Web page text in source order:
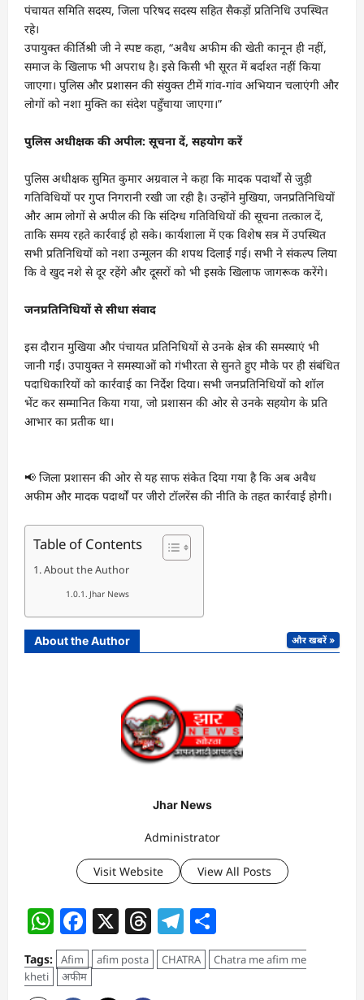
पंचायत समिति सदस्य, जिला परिषद सदस्य सहित सैकड़ों प्रतिनिधि उपस्थित
रहे।
उपायुक्त कीर्तिश्री जी ने स्पष्ट कहा, “अवैध अफीम की खेती कानून ही नहीं,
समाज के खिलाफ भी अपराध है। इसे किसी भी सूरत में बर्दाश्त नहीं किया
जाएगा। पुलिस और प्रशासन की संयुक्त टीमें गांव-गांव अभियान चलाएंगी और
लोगों को नशा मुक्ति का संदेश पहुँचाया जाएगा।”
पुलिस अधीक्षक की अपील: सूचना दें, सहयोग करें
पुलिस अधीक्षक सुमित कुमार अग्रवाल ने कहा कि मादक पदार्थों से जुड़ी
गतिविधियों पर गुप्त निगरानी रखी जा रही है। उन्होंने मुखिया, जनप्रतिनिधियों
और आम लोगों से अपील की कि संदिग्ध गतिविधियों की सूचना तत्काल दें,
ताकि समय रहते कार्रवाई हो सके। कार्यशाला में एक विशेष सत्र में उपस्थित
सभी प्रतिनिधियों को नशा उन्मूलन की शपथ दिलाई गई। सभी ने संकल्प लिया
कि वे खुद नशे से दूर रहेंगे और दूसरों को भी इसके खिलाफ जागरूक करेंगे।
जनप्रतिनिधियों से सीधा संवाद
इस दौरान मुखिया और पंचायत प्रतिनिधियों से उनके क्षेत्र की समस्याएं भी
जानी गईं। उपायुक्त ने समस्याओं को गंभीरता से सुनते हुए मौके पर ही संबंधित
पदाधिकारियों को कार्रवाई का निर्देश दिया। सभी जनप्रतिनिधियों को शॉल
भेंट कर सम्मानित किया गया, जो प्रशासन की ओर से उनके सहयोग के प्रति
आभार का प्रतीक था।
📢 जिला प्रशासन की ओर से यह साफ संकेत दिया गया है कि अब अवैध
अफीम और मादक पदार्थों पर जीरो टॉलरेंस की नीति के तहत कार्रवाई होगी।
Table of Contents
About the Author
Jhar News
About the Author और खबरें »
Jhar News
Administrator
Visit Website View All Posts
WhatsApp
Facebook
X Threads
Telegram
Tags: Afim afim posta CHATRA
Chatra me afim me
kheti
अफीम